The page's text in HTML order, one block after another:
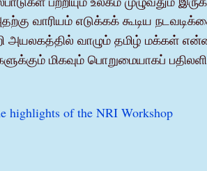
வாரியம் எடுக்கக் கூடிய
அயலகத்தில் வாழும் தமிழ் மக்கள்
மிகவும் பொறுமையாகப்
highlights of the NRI Workshop